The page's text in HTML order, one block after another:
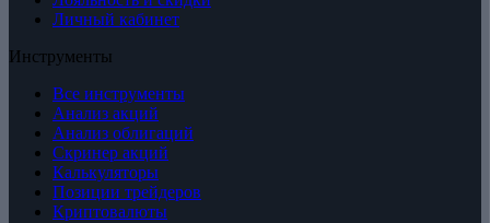
Личный кабинет
Инструменты
Все инструменты
Анализ акций
Анализ облигаций
Скринер акций
Калькуляторы
Позиции трейдеров
Криптовалюты